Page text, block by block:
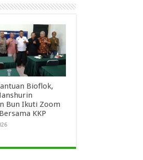
Bioflok,
Bun Ikuti Zoom
KKP